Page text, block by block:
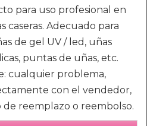
para uso profesional en
caseras. Adecuado para
de gel UV / led, uñas
puntas de uñas, etc.
cualquier problema,
con el vendedor,
de reemplazo o reembolso.